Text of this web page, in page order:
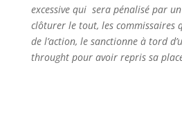
excessive qui sera pénalisé par
clôturer le tout, les commissaires
de l’action, le sanctionne à tord
throught pour avoir repris sa